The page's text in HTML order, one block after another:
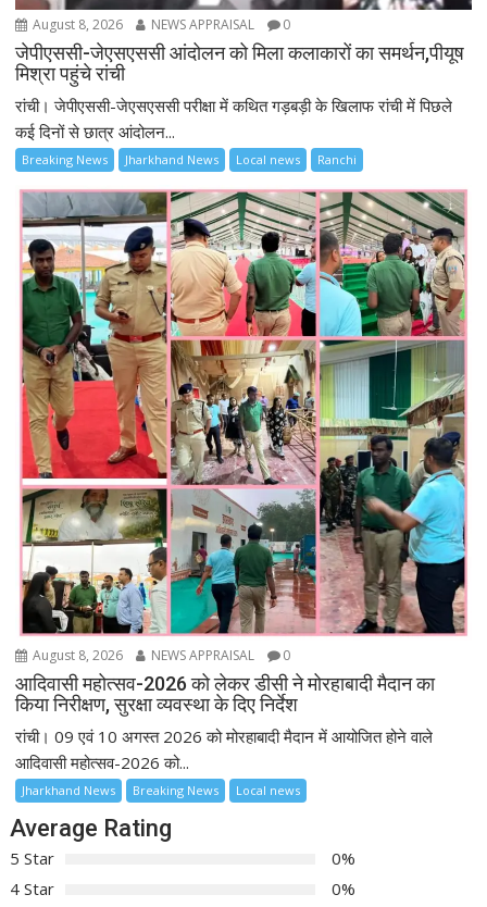
August 8, 2026 NEWS APPRAISAL 0
जेपीएससी-जेएसएससी आंदोलन को मिला कलाकारों का समर्थन,पीयूष
मिश्रा पहुंचे रांची
रांची। जेपीएससी-जेएसएससी परीक्षा में कथित गड़बड़ी के खिलाफ रांची में पिछले
कई दिनों से छात्र आंदोलन...
Breaking News Jharkhand News Local news Ranchi
August 8, 2026 NEWS APPRAISAL 0
आदिवासी महोत्सव-2026 को लेकर डीसी ने मोरहाबादी मैदान का
किया निरीक्षण, सुरक्षा व्यवस्था के दिए निर्देश
रांची। 09 एवं 10 अगस्त 2026 को मोरहाबादी मैदान में आयोजित होने वाले
आदिवासी महोत्सव-2026 को...
Jharkhand News Breaking News Local news
Average Rating
5 Star
0%
4 Star
0%